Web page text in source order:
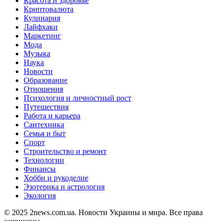
Криптовалюта
Кулинария
Лайфхаки
Маркетинг
Мода
Музыка
Наука
Новости
Образование
Отношения
Психология и личностный рост
Путешествия
Работа и карьера
Сантехника
Семья и быт
Спорт
Строительство и ремонт
Технологии
Финансы
Хобби и рукоделие
Эзотерика и астрология
Экология
© 2025 2news.com.ua. Новости Украины и мира. Все права